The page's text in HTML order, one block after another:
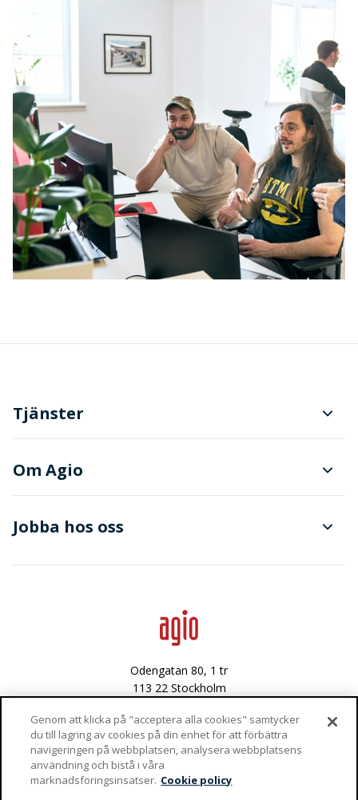
Tjänster
Planering och produktionsstyrning
Om Agio
Finanser
Data & integritet
Jobba hos oss
Odengatan 80, 1 tr
113 22 Stockholm
Västra Varvsgatan 3
972 36 Luleå
Vaktgatan 4
981 47 Kiruna
Genom att klicka på "acceptera alla cookies" samtycker
du till lagring av cookies på din enhet för att förbättra
navigeringen på webbplatsen, analysera webbplatsens
användning och bistå i våra
marknadsföringsinsatser. Cookie policy